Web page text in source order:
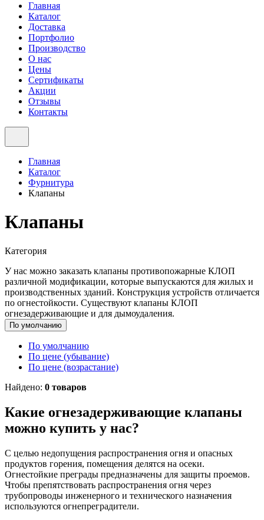
Главная
Каталог
Доставка
Портфолио
Производство
О нас
Цены
Сертификаты
Акции
Отзывы
Контакты
Главная
Каталог
Фурнитура
Клапаны
Клапаны
Категория
У нас можно заказать клапаны противопожарные КЛОП
различной модификации, которые выпускаются для жилых и
производственных зданий. Конструкция устройств отличается
по огнестойкости. Существуют клапаны КЛОП
огнезадерживающие и для дымоудаления.
По умолчанию
По умолчанию
По цене (убывание)
По цене (возрастание)
Найдено: 0 товаров
Какие огнезадерживающие клапаны
можно купить у нас?
С целью недопущения распространения огня и опасных
продуктов горения, помещения делятся на осеки.
Огнестойкие преграды предназначены для защиты проемов.
Чтобы препятствовать распространения огня через
трубопроводы инженерного и технического назначения
используются огнепреградители.